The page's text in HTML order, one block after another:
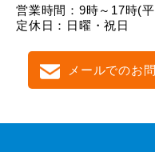
営業時間：9時～17時(
定休日：日曜・祝日
メールでのお